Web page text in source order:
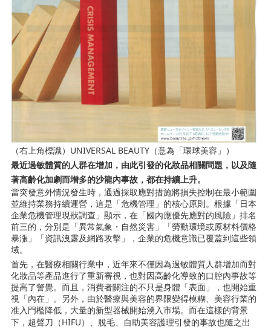
（右上角標識） UNIVERSAL BEAUTY（意為「環球美容」）
最近過敏體質的人群在增加，由此引發的化妝品相關問題，以及隨
著高齡化加劇而增多的沙龍內事故，都在持續上升。
當突發意外情況發生時，通過採取應對措施將損失控制在最小範圍
並維持業務持續運營，這是「危機管理」的核心原則。根據「日本
企業危機管理現狀調查」顯示，在「國內應優先應對的風險」排名
前三的，分別是「異常氣象・自然災害」「勞動環境或原材料價格
暴漲」「資訊洩露及網路攻擊」，企業的危機意識已覆蓋到這些領
域。
首先，在醫療相關行業中，近年來不僅因為過敏體質人群增加而對
化妝品等產品進行了重新審視，也對因高齡化導致的口腔內事故等
提高了警覺。而且，消費者關注的不只是身體「表面」，也開始重
視「內在」。另外，由於醫療與美容的界限變得模糊、美容行業的
准入門檻降低，大量的新型器械開始湧入市場。而在這樣的背景
下，超聲刀（ HIFU ）、脫毛、自助美容護理引發的事故也隨之出